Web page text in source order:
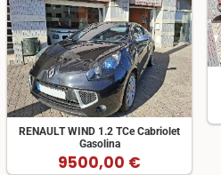
RENAULT WIND 1.2 TCe Cabriolet
Gasolina
9500,00 €